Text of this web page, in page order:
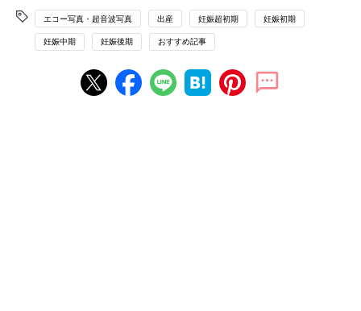
エコー写真・超音波写真 出産 妊娠超初期 妊娠初期
妊娠中期 妊娠後期 おすすめ記事